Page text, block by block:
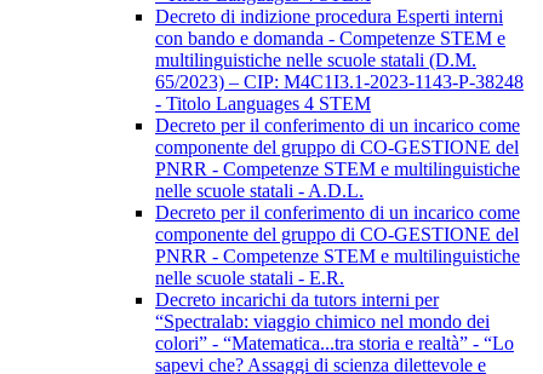
Decreto di indizione procedura Esperti interni
con bando e domanda - Competenze STEM e
multilinguistiche nelle scuole statali (D.M.
65/2023) – CIP: M4C1I3.1-2023-1143-P-38248
- Titolo Languages 4 STEM
Decreto per il conferimento di un incarico come
componente del gruppo di CO-GESTIONE del
PNRR - Competenze STEM e multilinguistiche
nelle scuole statali - A.D.L.
Decreto per il conferimento di un incarico come
componente del gruppo di CO-GESTIONE del
PNRR - Competenze STEM e multilinguistiche
nelle scuole statali - E.R.
Decreto incarichi da tutors interni per
“Spectralab: viaggio chimico nel mondo dei
colori” - “Matematica...tra storia e realtà” - “Lo
sapevi che? Assaggi di scienza dilettevole e